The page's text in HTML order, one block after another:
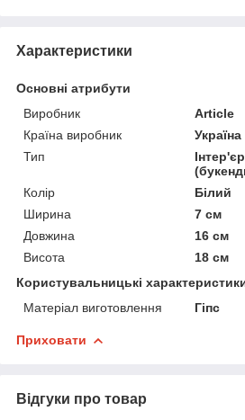
Характеристики
Основні атрибути
Виробник
Article
Країна виробник
Україна
Тип
Колір
Білий
Ширина
7 см
Довжина
16 см
Висота
18 см
Користувальницькі
Матеріал виготовлення
Гіпс
Приховати
Відгуки про товар